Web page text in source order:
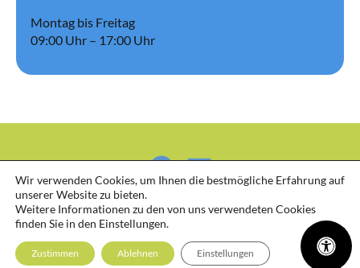
Montag bis Freitag
09:00 Uhr – 17:00 Uhr
Wir verwenden Cookies, um Ihnen die bestmögliche Erfahrung auf
unserer Website zu bieten.
Weitere Informationen zu den von uns verwendeten Cookies
finden Sie in den Einstellungen.
Zustimmen Ablehnen Einstellungen